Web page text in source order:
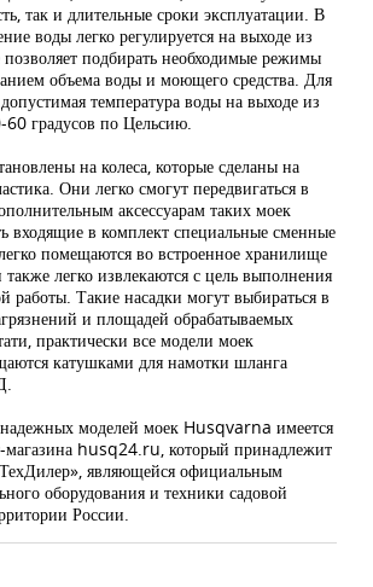
так и длительные сроки эксплуатации. В
воды легко регулируется на выходе из
позволяет подбирать необходимые режимы
объема воды и моющего средства. Для
температура воды на выходе из
60 градусов по Цельсию.
на колеса, которые сделаны на
Они легко смогут передвигаться в
аксессуарам таких моек
входящие в комплект специальные сменные
помещаются во встроенное хранилище
также легко извлекаются с цель выполнения
работы. Такие насадки могут выбираться в
и площадей обрабатываемых
практически все модели моек
катушками для намотки шланга
моделей моек Husqvarna имеется
магазина husq24.ru, который принадлежит
являющейся официальным
оборудования и техники садовой
России.